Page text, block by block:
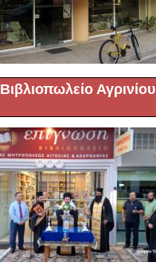
Βιβλιοπωλείο Αγρινίου